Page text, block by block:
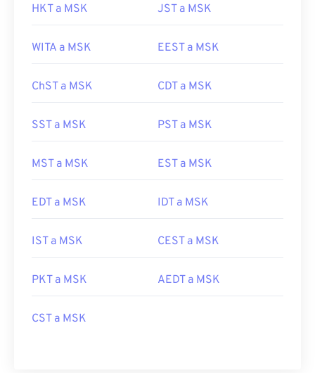
HKT a MSK JST a MSK
WITA a MSK EEST a MSK
ChST a MSK CDT a MSK
SST a MSK PST a MSK
MST a MSK EST a MSK
EDT a MSK IDT a MSK
IST a MSK CEST a MSK
PKT a MSK AEDT a MSK
CST a MSK